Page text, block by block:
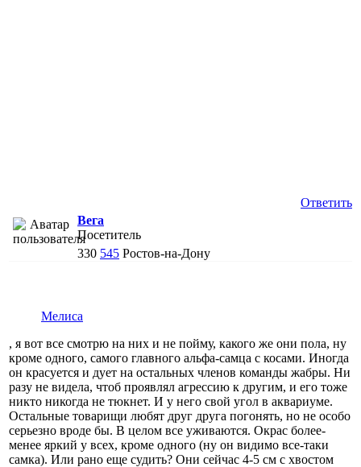
Ответить
Вега
Посетитель
330 545 Ростов-на-Дону
Мелиса
, я вот все смотрю на них и не пойму, какого же они пола, ну
кроме одного, самого главного альфа-самца с косами. Иногда
он красуется и дует на остальных членов команды жабры. Ни
разу не видела, чтоб проявлял агрессию к другим, и его тоже
никто никогда не тюкнет. И у него свой угол в аквариуме.
Остальные товарищи любят друг друга погонять, но не особо
серьезно вроде бы. В целом все уживаются. Окрас более-
менее яркий у всех, кроме одного (ну он видимо все-таки
самка). Или рано еще судить? Они сейчас 4-5 см с хвостом